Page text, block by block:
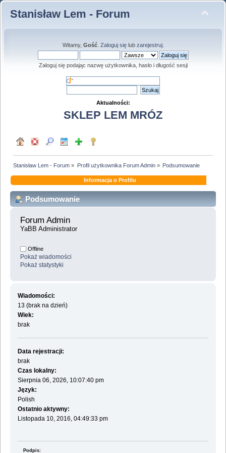
Stanisław Lem - Forum
Witamy, Gość. Zaloguj sięlub zarejestruj.
Zaloguj się podając nazwę użytkownika, hasło i długość sesji
Aktualności:
SKLEP LEM MRÓZ
Stanisław Lem - Forum » Profil użytkownika Forum Admin» Podsumowanie
Informacja o Profilu
Podsumowanie
Forum Admin
YaBB Administrator
Offline
Pokaż wiadomości
Pokaż statystyki
Wiadomości:
13 (brak na dzień)
Wiek:
brak
Data rejestracji:
brak
Czas lokalny:
Sierpnia 06, 2026, 10:07:40 pm
Język:
Polish
Ostatnio aktywny:
Listopada 10, 2016, 04:49:33 pm
Podpis: